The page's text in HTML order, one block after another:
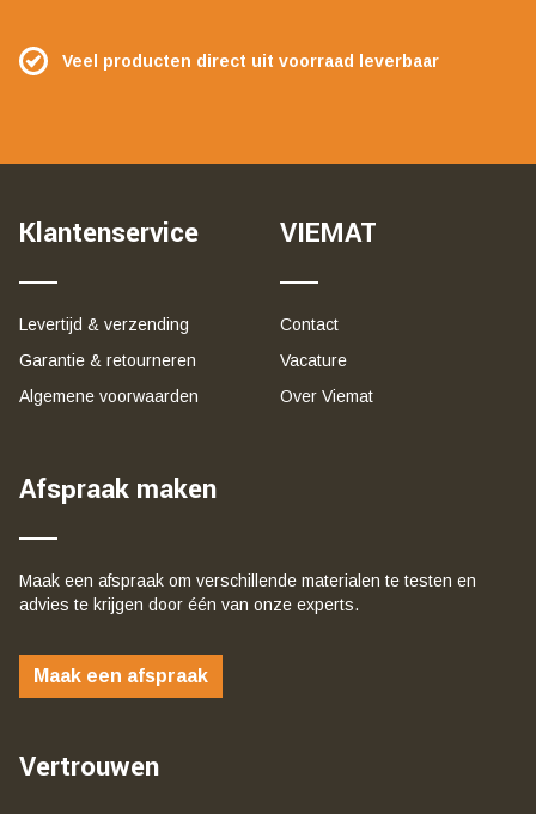
Veel producten direct uit voorraad leverbaar
Klantenservice
Levertijd & verzending
Garantie & retourneren
Algemene voorwaarden
VIEMAT
Contact
Vacature
Over Viemat
Afspraak maken
Maak een afspraak om verschillende materialen te testen en
advies te krijgen door één van onze experts.
Maak een afspraak
Vertrouwen